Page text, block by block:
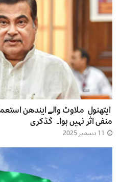
ایتھنول ملاوٹ والے ایندھن
منفی اثر نہیں ہوا۔ گڈکری